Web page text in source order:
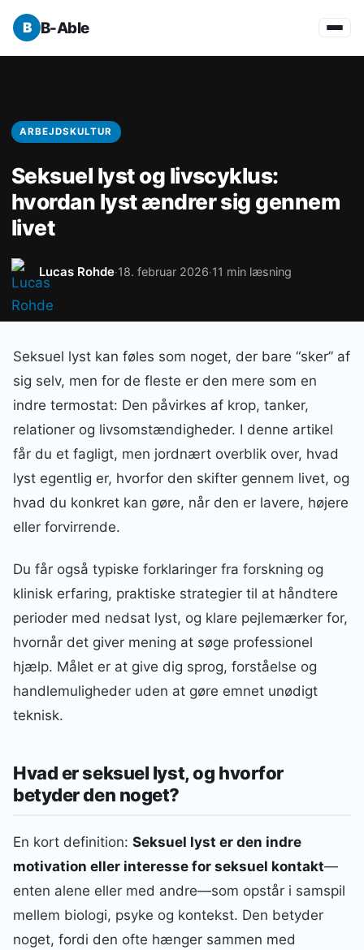
B-Able
ARBEJDSKULTUR
Seksuel lyst og livscyklus:
hvordan lyst ændrer sig gennem
livet
Lucas Rohde·18. februar 2026·11 min læsning
Seksuel lyst kan føles som noget, der bare “sker” af
sig selv, men for de fleste er den mere som en
indre termostat: Den påvirkes af krop, tanker,
relationer og livsomstændigheder. I denne artikel
får du et fagligt, men jordnært overblik over, hvad
lyst egentlig er, hvorfor den skifter gennem livet, og
hvad du konkret kan gøre, når den er lavere, højere
eller forvirrende.
Du får også typiske forklaringer fra forskning og
klinisk erfaring, praktiske strategier til at håndtere
perioder med nedsat lyst, og klare pejlemærker for,
hvornår det giver mening at søge professionel
hjælp. Målet er at give dig sprog, forståelse og
handlemuligheder uden at gøre emnet unødigt
teknisk.
Hvad er seksuel lyst, og hvorfor
betyder den noget?
En kort definition: Seksuel lyst er den indre
motivation eller interesse for seksuel kontakt—
enten alene eller med andre—som opstår i samspil
mellem biologi, psyke og kontekst. Den betyder
noget, fordi den ofte hænger sammen med